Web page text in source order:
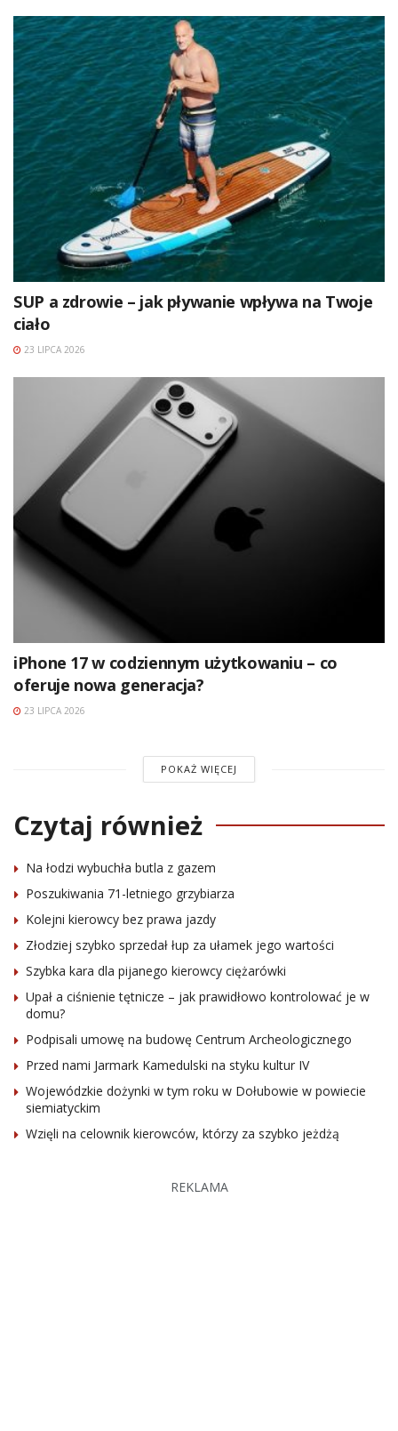
SUP a zdrowie – jak pływanie wpływa na Twoje
ciało
23 LIPCA 2026
iPhone 17 w codziennym użytkowaniu – co
oferuje nowa generacja?
23 LIPCA 2026
POKAŻ WIĘCEJ
Czytaj również
Na łodzi wybuchła butla z gazem
Poszukiwania 71-letniego grzybiarza
Kolejni kierowcy bez prawa jazdy
Złodziej szybko sprzedał łup za ułamek jego wartości
Szybka kara dla pijanego kierowcy ciężarówki
Upał a ciśnienie tętnicze – jak prawidłowo kontrolować je w
domu?
Podpisali umowę na budowę Centrum Archeologicznego
Przed nami Jarmark Kamedulski na styku kultur IV
Wojewódzkie dożynki w tym roku w Dołubowie w powiecie
siemiatyckim
Wzięli na celownik kierowców, którzy za szybko jeżdżą
REKLAMA